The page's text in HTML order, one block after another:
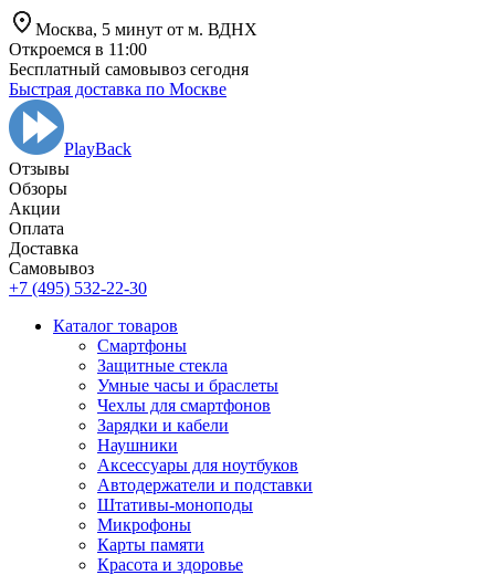
Москва, 5 минут от м. ВДНХ
Откроемся в 11:00
Бесплатный самовывоз сегодня
Быстрая доставка по Москве
PlayBack
Отзывы
Обзоры
Aкции
Оплата
Доставка
Самовывоз
+7 (495) 532-22-30
Каталог товаров
Смартфоны
Защитные стекла
Умные часы и браслеты
Чехлы для смартфонов
Зарядки и кабели
Наушники
Аксессуары для ноутбуков
Автодержатели и подставки
Штативы-моноподы
Микрофоны
Карты памяти
Красота и здоровье